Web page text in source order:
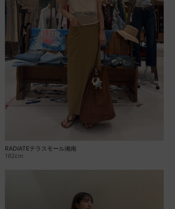
RADIATEテラスモール湘南
162cm